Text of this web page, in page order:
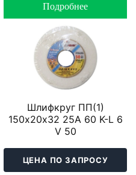
Подробнее
Шлифкруг ПП(1)
150х20х32 25A 60 K-L 6
V 50
ЦЕНА ПО ЗАПРОСУ